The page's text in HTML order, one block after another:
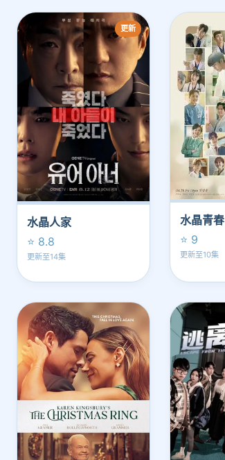
更新
水晶人家
⭐ 8.8
更新至14集
水晶青春
⭐ 9
更新至10集